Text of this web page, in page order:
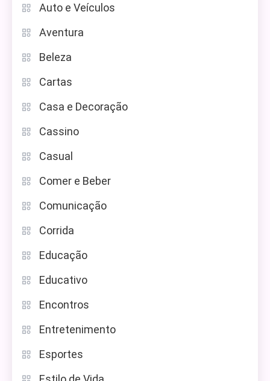
Auto e Veículos
Aventura
Beleza
Cartas
Casa e Decoração
Cassino
Casual
Comer e Beber
Comunicação
Corrida
Educação
Educativo
Encontros
Entretenimento
Esportes